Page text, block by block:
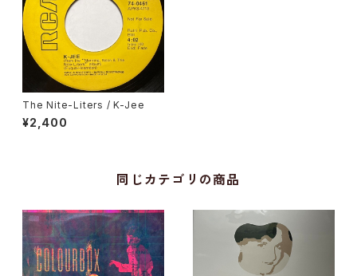
The Nite-Liters / K-Jee
¥2,400
同じカテゴリの商品